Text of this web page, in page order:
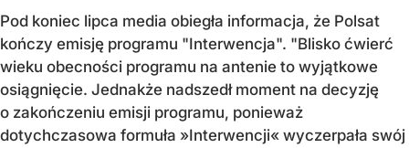
Pod koniec lipca media obiegła informacja, że Polsat
kończy emisję programu "Interwencja". "Blisko ćwierć
wieku obecności programu na antenie to wyjątkowe
osiągnięcie. Jednakże nadszedł moment na decyzję
o zakończeniu emisji programu, ponieważ
dotychczasowa formuła »Interwencji« wyczerpała swój